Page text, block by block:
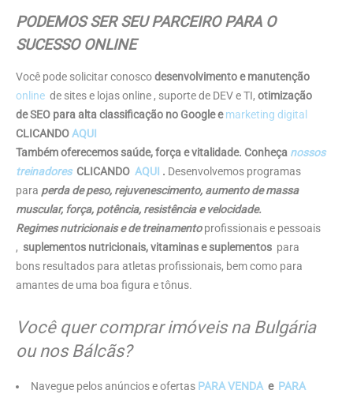
PODEMOS SER SEU PARCEIRO PARA O
SUCESSO ONLINE
Você pode solicitar conoscodesenvolvimento e manutenção
online de sites e lojas online , suporte de DEV e TI, otimização
de SEO para alta classificação no Google emarketing digital
CLICANDOAQUI
Também oferecemos saúde, força e vitalidade. Conheça nossos
treinadoresCLICANDO AQUI . Desenvolvemos programas
para perda de peso, rejuvenescimento, aumento de massa
muscular, força, potência, resistência e velocidade.
Regimes nutricionais e de treinamentoprofissionais e pessoais
, suplementos nutricionais, vitaminas e suplementos para
bons resultados para atletas profissionais, bem como para
amantes de uma boa figura e tônus.
Você quer comprar imóveis na Bulgária
ou nos Bálcãs?
Navegue pelos anúncios e ofertas PARA VENDA e PARA